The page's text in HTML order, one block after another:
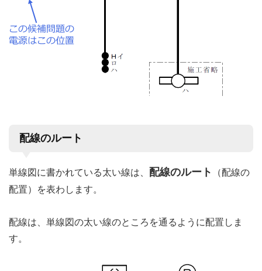
配線のルート
単線図に書かれている太い線は、 配線のルート
（配線の
配置）を表わします。
配線は、単線図の太い線のところを通るように配置しま
す。